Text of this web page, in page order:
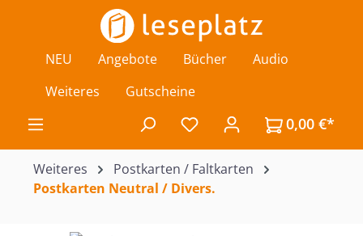
Zum Hauptinhalt springen
NEU Angebote Bücher
Audio
Weiteres
Gutscheine
Du hast 0 Produkte auf
0,00 €*
Weiteres
Postkarten / Faltkarten
Postkarten Neutral / Divers.
Bildergalerie überspringen